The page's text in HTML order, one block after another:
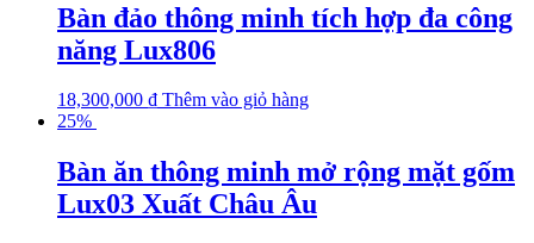
Bàn đảo thông minh tích hợp đa công
năng Lux806
18,300,000 ₫ Thêm vào giỏ hàng
25%
Bàn ăn thông minh mở rộng mặt gốm
Lux03 Xuất Châu Âu